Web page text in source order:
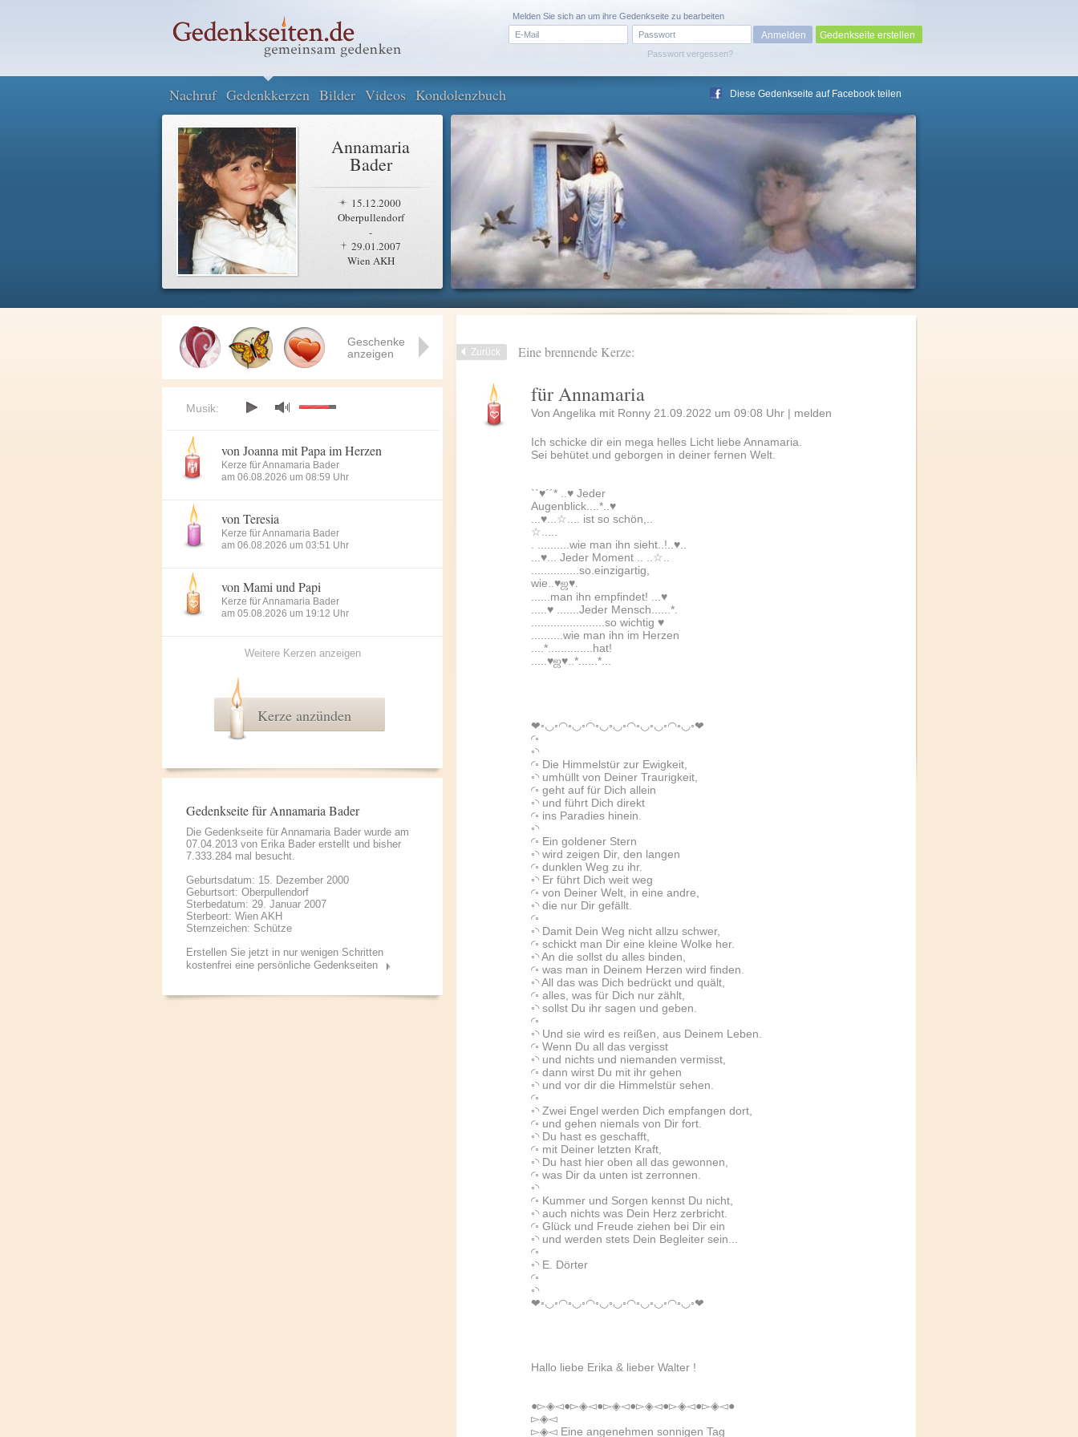
Passwort vergessen?
Melden Sie sich an um ihre Gedenkseite zu bearbeiten
Gedenkseite erstellen
Nachruf Gedenkkerzen Bilder Videos Kondolenzbuch Diese Gedenkseite auf Facebook teilen
Annamaria
Bader
15.12.2000
Oberpullendorf
-
29.01.2007
Wien AKH
Zurück Eine brennende Kerze:
für Annamaria
Von Angelika mit Ronny 21.09.2022 um 09:08 Uhr | melden
Ich schicke dir ein mega helles Licht liebe Annamaria.
Sei behütet und geborgen in deiner fernen Welt.
``♥´´* ..♥ Jeder
Augenblick....*..♥
...♥...☆.... ist so schön,..
☆.....
. ..........wie man ihn sieht..!..♥..
...♥... Jeder Moment .. ..☆..
...............so.einzigartig,
wie..♥ஜ♥.
......man ihn empfindet! ...♥
.....♥ .......Jeder Mensch......*.
.......................so wichtig ♥
..........wie man ihn im Herzen
....*..............hat!
.....♥ஜ♥..*......*...
❤◦◡◦◠◦◡◦◠◦◡◦◡◦◠◦◡◦◡◦◠◦◡◦❤
◜◦
◦◝
◜◦ Die Himmelstür zur Ewigkeit,
◦◝ umhüllt von Deiner Traurigkeit,
◜◦ geht auf für Dich allein
◦◝ und führt Dich direkt
◜◦ ins Paradies hinein.
◦◝
◜◦ Ein goldener Stern
◦◝ wird zeigen Dir, den langen
◜◦ dunklen Weg zu ihr.
◦◝ Er führt Dich weit weg
◜◦ von Deiner Welt, in eine andre,
◦◝ die nur Dir gefällt.
◜◦
◦◝ Damit Dein Weg nicht allzu schwer,
◜◦ schickt man Dir eine kleine Wolke her.
◦◝ An die sollst du alles binden,
◜◦ was man in Deinem Herzen wird finden.
◦◝ All das was Dich bedrückt und quält,
◜◦ alles, was für Dich nur zählt,
◦◝ sollst Du ihr sagen und geben.
◜◦
◦◝ Und sie wird es reißen, aus Deinem Leben.
◜◦ Wenn Du all das vergisst
◦◝ und nichts und niemanden vermisst,
◜◦ dann wirst Du mit ihr gehen
◦◝ und vor dir die Himmelstür sehen.
◜◦
◦◝ Zwei Engel werden Dich empfangen dort,
◜◦ und gehen niemals von Dir fort.
◦◝ Du hast es geschafft,
◜◦ mit Deiner letzten Kraft,
◦◝ Du hast hier oben all das gewonnen,
◜◦ was Dir da unten ist zerronnen.
◦◝
◜◦ Kummer und Sorgen kennst Du nicht,
◦◝ auch nichts was Dein Herz zerbricht.
◜◦ Glück und Freude ziehen bei Dir ein
◦◝ und werden stets Dein Begleiter sein...
◜◦
◦◝ E. Dörter
◜◦
◦◝
❤◦◡◦◠◦◡◦◠◦◡◦◡◦◠◦◡◦◡◦◠◦◡◦❤
Hallo liebe Erika & lieber Walter !
●▻◈◅●▻◈◅●▻◈◅●▻◈◅●▻◈◅●▻◈◅●
▻◈◅
▻◈◅ Eine angenehmen sonnigen Tag
Geschenke
anzeigen
Musik:
von Joanna mit Papa im Herzen
Kerze für Annamaria Bader
am 06.08.2026 um 08:59 Uhr
von Teresia
Kerze für Annamaria Bader
am 06.08.2026 um 03:51 Uhr
von Mami und Papi
Kerze für Annamaria Bader
am 05.08.2026 um 19:12 Uhr
Weitere Kerzen anzeigen
Kerze anzünden
Gedenkseite für Annamaria Bader
Die Gedenkseite für Annamaria Bader wurde am
07.04.2013 von Erika Bader erstellt und bisher
7.333.284 mal besucht.
Geburtsdatum: 15. Dezember 2000
Geburtsort: Oberpullendorf
Sterbedatum: 29. Januar 2007
Sterbeort: Wien AKH
Sternzeichen: Schütze
Erstellen Sie jetzt in nur wenigen Schritten
kostenfrei eine persönliche Gedenkseiten